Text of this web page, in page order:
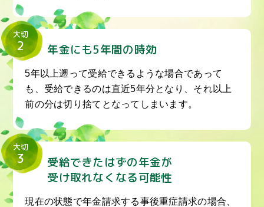
大切
2 年金にも5年間の時効
5年以上遡って受給できるような場合であって
も、受給できるのは直近5年分となり、それ以上
前の分は切り捨てとなってしまいます。
大切
3
受給できたはずの年金が
受け取れなくなる可能性
現在の状態で年金請求する事後重症請求の場合、